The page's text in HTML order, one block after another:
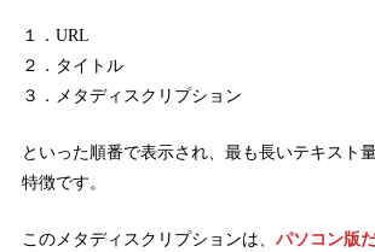
１．URL
２．タイトル
３．メタディスクリプション
といった順番で表示され、最も長いテキスト
特徴です。
このメタディスクリプションは、 パソコン版